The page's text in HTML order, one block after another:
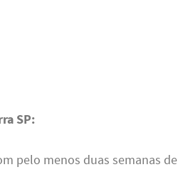
SP:
pelo menos duas semanas de